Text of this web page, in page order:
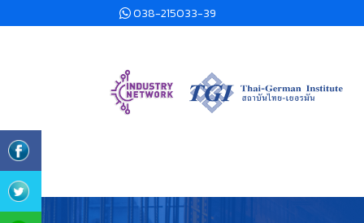
038-215033-39